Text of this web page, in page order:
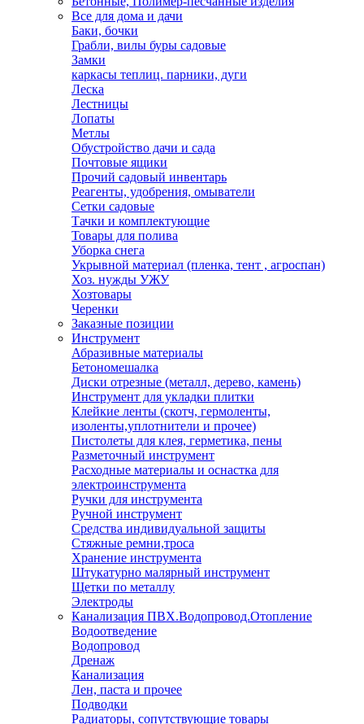
Все для дома и дачи
Баки, бочки
Грабли, вилы буры садовые
Замки
каркасы теплиц. парники, дуги
Леска
Лестницы
Лопаты
Метлы
Обустройство дачи и сада
Почтовые ящики
Прочий садовый инвентарь
Реагенты, удобрения, омыватели
Сетки садовые
Тачки и комплектующие
Товары для полива
Уборка снега
Укрывной материал (пленка, тент , агроспан)
Хоз. нужды УЖУ
Хозтовары
Черенки
Заказные позиции
Инструмент
Абразивные материалы
Бетономешалка
Диски отрезные (металл, дерево, камень)
Инструмент для укладки плитки
Клейкие ленты (скотч, гермоленты,
изоленты,уплотнители и прочее)
Пистолеты для клея, герметика, пены
Разметочный инструмент
Расходные материалы и оснастка для
электроинструмента
Ручки для инструмента
Ручной инструмент
Средства индивидуальной защиты
Стяжные ремни,троса
Хранение инструмента
Штукатурно малярный инструмент
Щетки по металлу
Электроды
Канализация ПВХ.Водопровод.Отопление
Водоотведение
Водопровод
Дренаж
Канализация
Лен, паста и прочее
Подводки
Радиаторы, сопутствующие товары